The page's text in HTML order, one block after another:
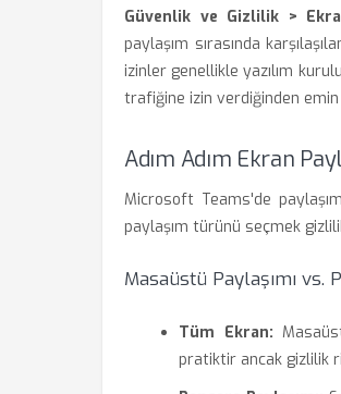
Güvenlik ve Gizlilik >
paylaşım sırasında
izinler genellikle yazılım
trafiğine izin verdiğinden emin
Adım Adım Ekran
Microsoft Teams'de
paylaşım türünü seçmek
Masaüstü Paylaşımı vs.
Tüm Ekran:
pratiktir ancak gizlilik